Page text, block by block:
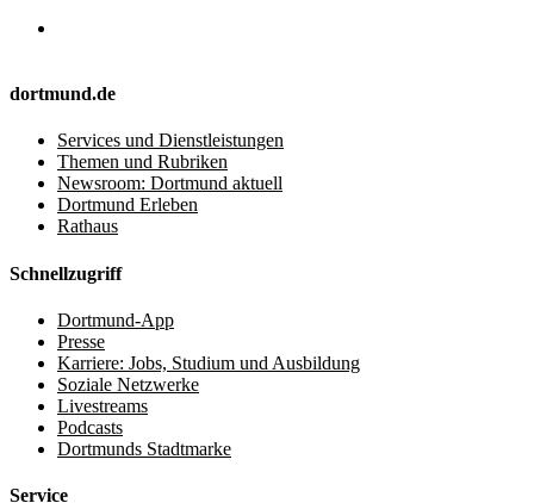
dortmund.de
Services und Dienstleistungen
Themen und Rubriken
Newsroom: Dortmund aktuell
Dortmund Erleben
Rathaus
Schnellzugriff
Dortmund-App
Presse
Karriere: Jobs, Studium und Ausbildung
Soziale Netzwerke
Livestreams
Podcasts
Dortmunds Stadtmarke
Service